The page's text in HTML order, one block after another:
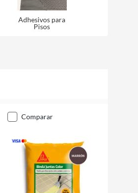
Adhesivos para
Pisos
comparar